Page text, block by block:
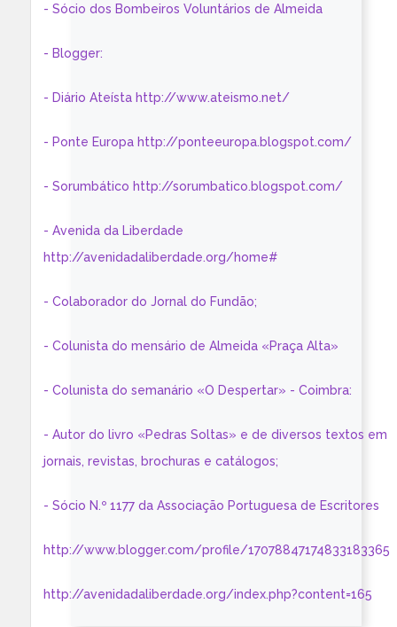
- Sócio dos Bombeiros Voluntários de Almeida
- Blogger:
- Diário Ateísta http://www.ateismo.net/
- Ponte Europa http://ponteeuropa.blogspot.com/
- Sorumbático http://sorumbatico.blogspot.com/
- Avenida da Liberdade
http://avenidadaliberdade.org/home#
- Colaborador do Jornal do Fundão;
- Colunista do mensário de Almeida «Praça Alta»
- Colunista do semanário «O Despertar» - Coimbra:
- Autor do livro «Pedras Soltas» e de diversos textos em
jornais, revistas, brochuras e catálogos;
- Sócio N.º 1177 da Associação Portuguesa de Escritores
http://www.blogger.com/profile/17078847174833183365
http://avenidadaliberdade.org/index.php?content=165